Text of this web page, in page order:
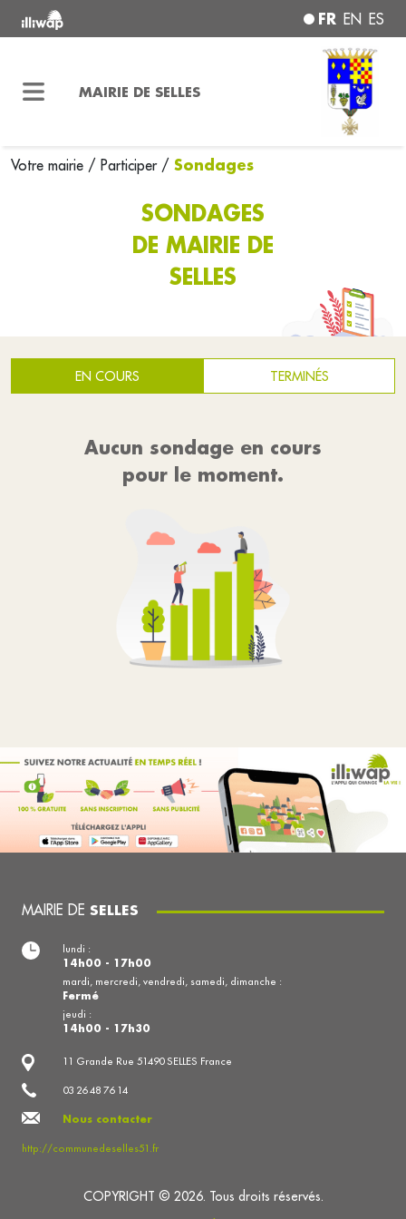
FR EN ES
MAIRIE DE SELLES
Votre mairie / Participer/ Sondages
SONDAGES
DE MAIRIE DE
SELLES
EN COURS TERMINÉS
Aucun sondage en cours
pour le moment.
MAIRIE DE SELLES
11 Grande Rue 51490 SELLES France
03 26 48 76 14
Nous contacter
http://communedeselles51.fr
lundi :
14h00 - 17h00
mardi, mercredi, vendredi, samedi, dimanche :
Fermé
jeudi :
14h00 - 17h30
COPYRIGHT © 2026. Tous droits réservés.